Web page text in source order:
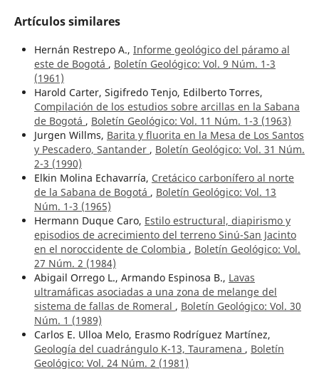
Artículos similares
Hernán Restrepo A., Informe geológico del páramo al
este de Bogotá , Boletín Geológico: Vol. 9 Núm. 1-3
(1961)
Harold Carter, Sigifredo Tenjo, Edilberto Torres,
Compilación de los estudios sobre arcillas en la Sabana
de Bogotá , Boletín Geológico: Vol. 11 Núm. 1-3 (1963)
Jurgen Willms, Barita y fluorita en la Mesa de Los Santos
y Pescadero, Santander , Boletín Geológico: Vol. 31 Núm.
2-3 (1990)
Elkin Molina Echavarría, Cretácico carbonífero al norte
de la Sabana de Bogotá , Boletín Geológico: Vol. 13
Núm. 1-3 (1965)
Hermann Duque Caro, Estilo estructural, diapirismo y
episodios de acrecimiento del terreno Sinú-San Jacinto
en el noroccidente de Colombia , Boletín Geológico: Vol.
27 Núm. 2 (1984)
Abigail Orrego L., Armando Espinosa B., Lavas
ultramáficas asociadas a una zona de melange del
sistema de fallas de Romeral , Boletín Geológico: Vol. 30
Núm. 1 (1989)
Carlos E. Ulloa Melo, Erasmo Rodríguez Martínez,
Geología del cuadrángulo K-13, Tauramena , Boletín
Geológico: Vol. 24 Núm. 2 (1981)